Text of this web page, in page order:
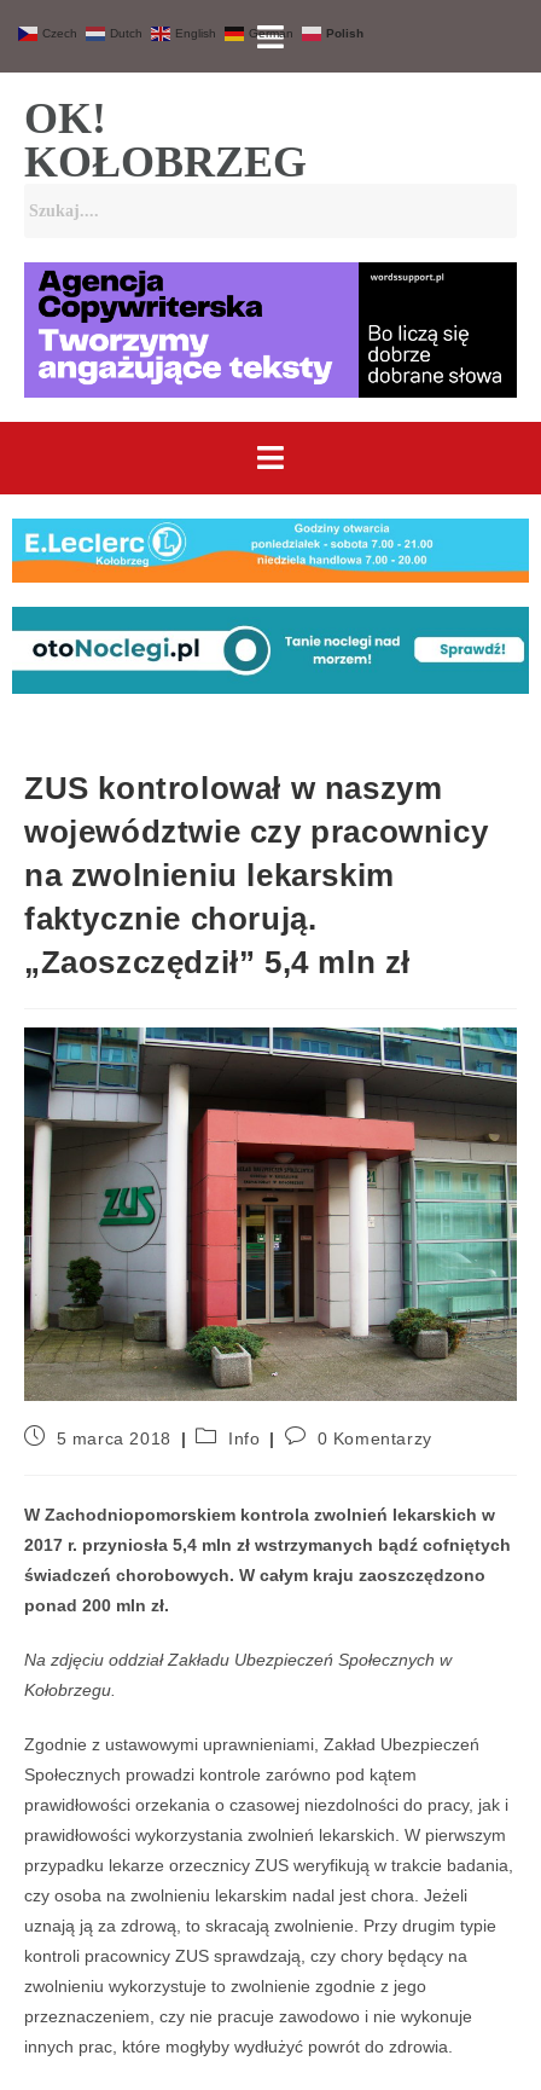
OK!
KOŁOBRZEG
ZUS kontrolował w naszym
województwie czy pracownicy
na zwolnieniu lekarskim
faktycznie chorują.
„Zaoszczędził” 5,4 mln zł
5 marca 2018 Info 0 Komentarzy
W Zachodniopomorskiem kontrola zwolnień lekarskich w
2017 r. przyniosła 5,4 mln zł wstrzymanych bądź cofniętych
świadczeń chorobowych. W całym kraju zaoszczędzono
ponad 200 mln zł.
Na zdjęciu oddział Zakładu Ubezpieczeń Społecznych w
Kołobrzegu.
Zgodnie z ustawowymi uprawnieniami, Zakład Ubezpieczeń
Społecznych prowadzi kontrole zarówno pod kątem
prawidłowości orzekania o czasowej niezdolności do pracy, jak i
prawidłowości wykorzystania zwolnień lekarskich. W pierwszym
przypadku lekarze orzecznicy ZUS weryfikują w trakcie badania,
czy osoba na zwolnieniu lekarskim nadal jest chora. Jeżeli
uznają ją za zdrową, to skracają zwolnienie. Przy drugim typie
kontroli pracownicy ZUS sprawdzają, czy chory będący na
zwolnieniu wykorzystuje to zwolnienie zgodnie z jego
przeznaczeniem, czy nie pracuje zawodowo i nie wykonuje
innych prac, które mogłyby wydłużyć powrót do zdrowia.
Czech Dutch English German Polish